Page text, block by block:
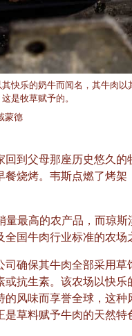
其快乐的奶牛而闻名，其牛肉
是牧草赋予的。
蒙德
回到父母那座历史悠久的
餐烧烤。韦斯点燃了烤架
量最高的农产品，而琼斯
全国牛肉行业标准的农场
司确保其牛肉全部采用草
或抗生素。该农场以快乐
的风味而享誉全球，这种
是草料赋予牛肉的天然特